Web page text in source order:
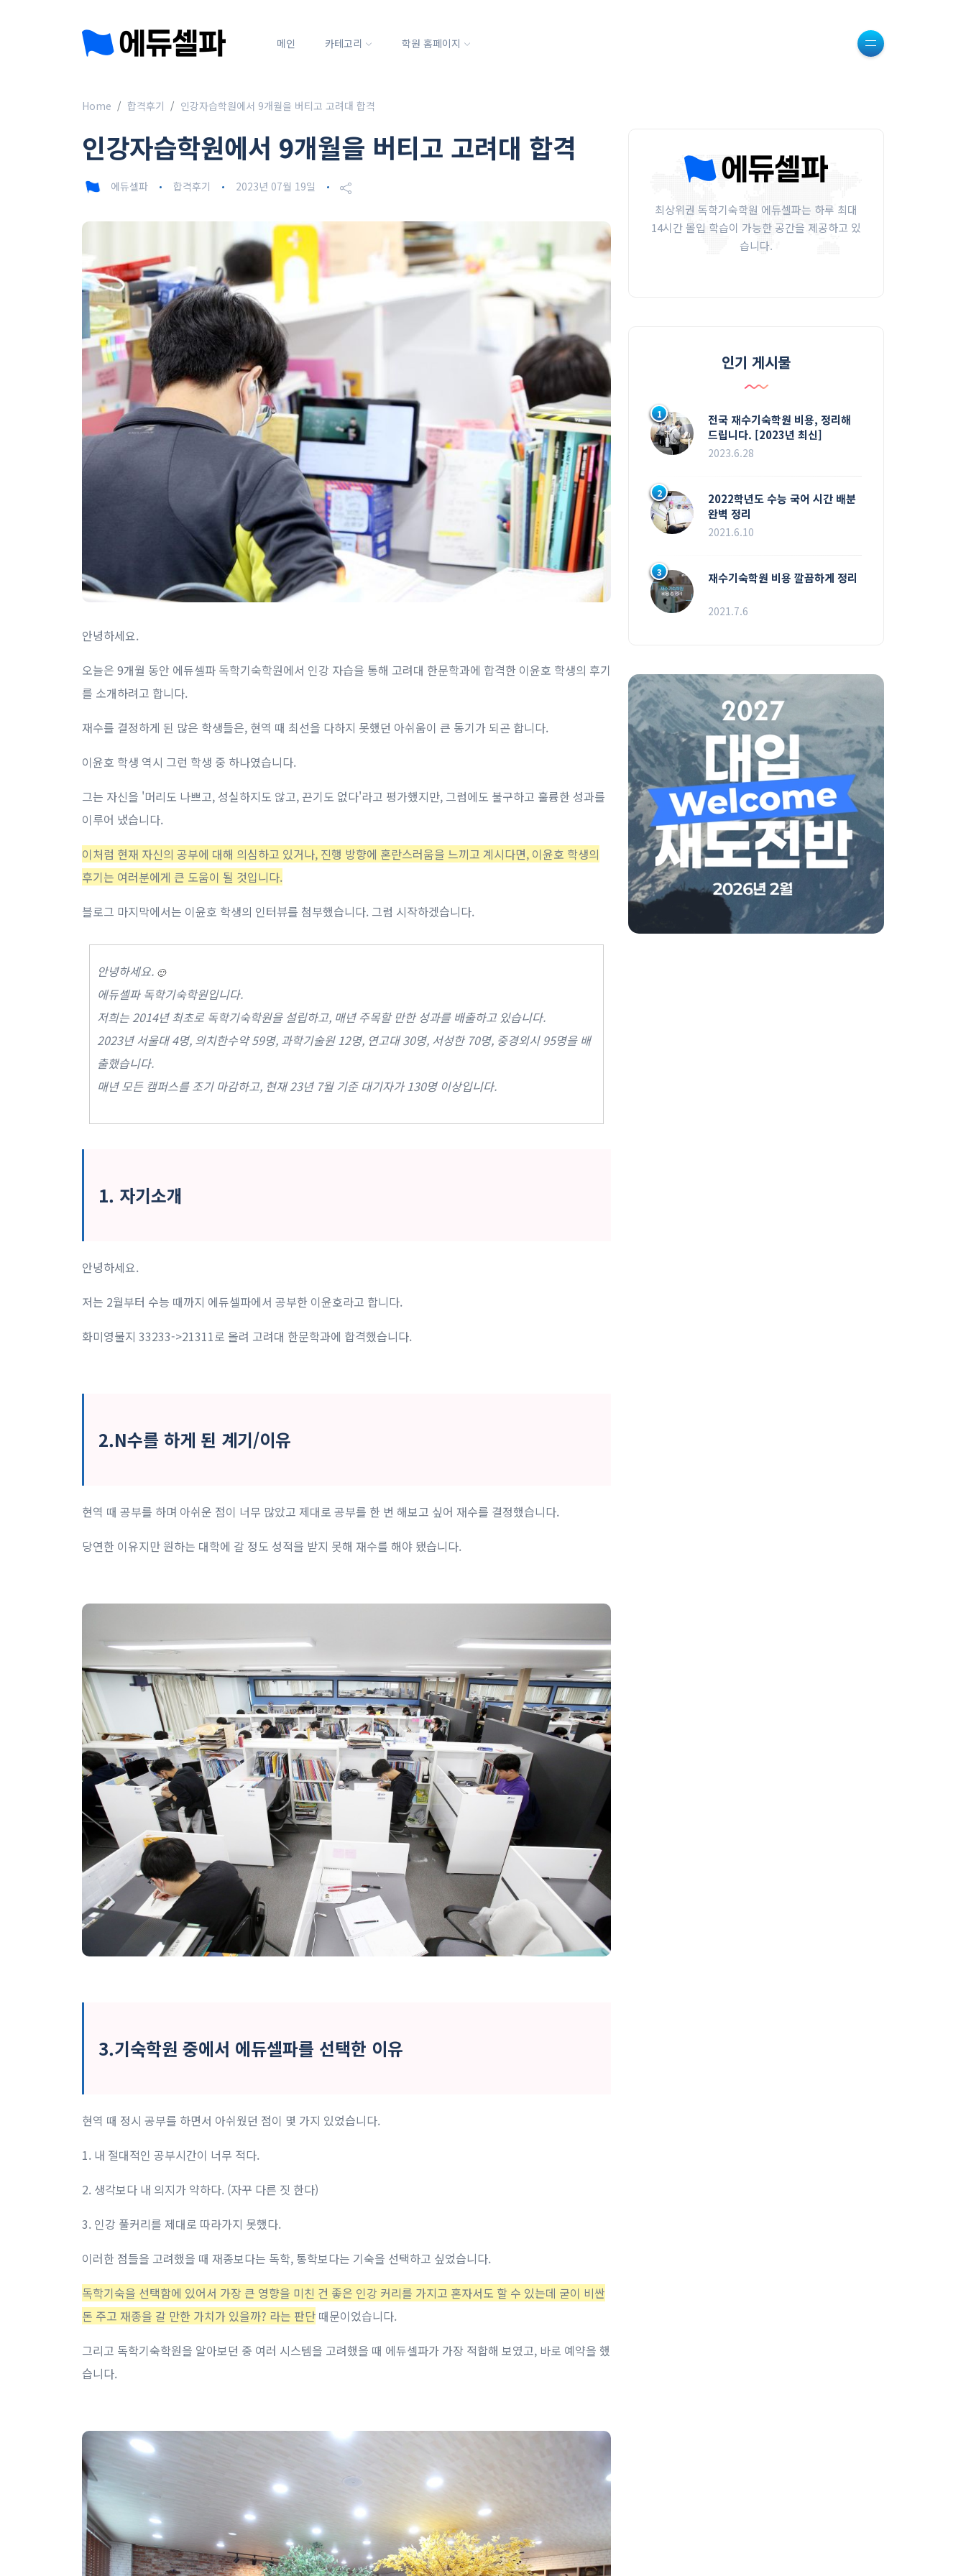
메인 카테고리 학원 홈페이지
Home 합격후기 인강자습학원에서 9개월을 버티고 고려대 합격
인강자습학원에서 9개월을 버티고 고려대 합격
에듀셀파 합격후기 2023년 07월 19일
안녕하세요. ​
오늘은 9개월 동안 에듀셀파 독학기숙학원에서 인강 자습을 통해 고려대 한문학과에 합격한 이윤호 학생의 후기
를 소개하려고 합니다. ​
재수를 결정하게 된 많은 학생들은, 현역 때 최선을 다하지 못했던 아쉬움이 큰 동기가 되곤 합니다. ​
이윤호 학생 역시 그런 학생 중 하나였습니다.
그는 자신을 '머리도 나쁘고, 성실하지도 않고, 끈기도 없다'라고 평가했지만, 그럼에도 불구하고 훌륭한 성과를
이루어 냈습니다. ​
이처럼 현재 자신의 공부에 대해 의심하고 있거나, 진행 방향에 혼란스러움을 느끼고 계시다면, 이윤호 학생의
후기는 여러분에게 큰 도움이 될 것입니다.
블로그 마지막에서는 이윤호 학생의 인터뷰를 첨부했습니다. 그럼 시작하겠습니다.
안녕하세요. 🙂
에듀셀파 독학기숙학원입니다.
저희는 2014년 최초로 독학기숙학원을 설립하고, 매년 주목할 만한 성과를 배출하고 있습니다.
2023년 서울대 4명, 의치한수약 59명, 과학기술원 12명, 연고대 30명, 서성한 70명, 중경외시 95명을 배
출했습니다.
매년 모든 캠퍼스를 조기 마감하고, 현재 23년 7월 기준 대기자가 130명 이상입니다.
1. 자기소개
안녕하세요.
저는 2월부터 수능 때까지 에듀셀파에서 공부한 이윤호라고 합니다.
화미영물지 33233->21311로 올려 고려대 한문학과에 합격했습니다. ​
2.N수를 하게 된 계기/이유
현역 때 공부를 하며 아쉬운 점이 너무 많았고 제대로 공부를 한 번 해보고 싶어 재수를 결정했습니다. ​
당연한 이유지만 원하는 대학에 갈 정도 성적을 받지 못해 재수를 해야 됐습니다. ​
3.기숙학원 중에서 에듀셀파를 선택한 이유
현역 때 정시 공부를 하면서 아쉬웠던 점이 몇 가지 있었습니다. ​
1. 내 절대적인 공부시간이 너무 적다.
2. 생각보다 내 의지가 약하다. (자꾸 다른 짓 한다)
3. 인강 풀커리를 제대로 따라가지 못했다. ​
이러한 점들을 고려했을 때 재종보다는 독학, 통학보다는 기숙을 선택하고 싶었습니다.
독학기숙을 선택함에 있어서 가장 큰 영향을 미친 건 좋은 인강 커리를 가지고 혼자서도 할 수 있는데 굳이 비싼
돈 주고 재종을 갈 만한 가치가 있을까? 라는 판단 때문이었습니다. ​
그리고 독학기숙학원을 알아보던 중 여러 시스템을 고려했을 때 에듀셀파가 가장 적합해 보였고, 바로 예약을 했
습니다. ​
최상위권 독학기숙학원 에듀셀파는 하루 최대
14시간 몰입 학습이 가능한 공간을 제공하고 있
습니다.
인기 게시물
1
전국 재수기숙학원 비용, 정리해
드립니다. [2023년 최신]
2023.6.28
2
2022학년도 수능 국어 시간 배분
완벽 정리
2021.6.10
3 재수기숙학원 비용 깔끔하게 정리
2021.7.6